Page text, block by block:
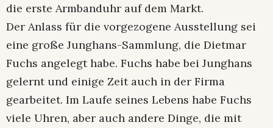
die erste Armbanduhr auf dem Markt.
Der Anlass für die vorgezogene Ausstellung sei
eine große Junghans-Sammlung, die Dietmar
Fuchs angelegt habe. Fuchs habe bei Junghans
gelernt und einige Zeit auch in der Firma
gearbeitet. Im Laufe seines Lebens habe Fuchs
viele Uhren, aber auch andere Dinge, die mit